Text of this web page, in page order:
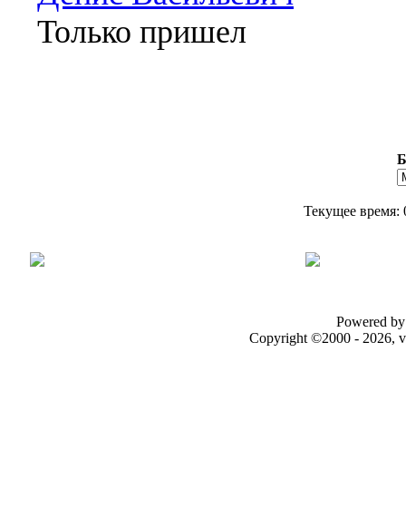
Только пришел
Текущее время:
Powered
Copyright ©2000 - 2026,